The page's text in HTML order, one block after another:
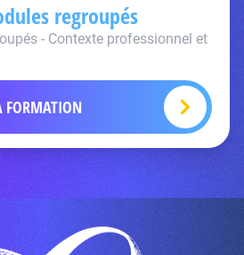
regroupés
- Contexte professionnel et
FORMATION